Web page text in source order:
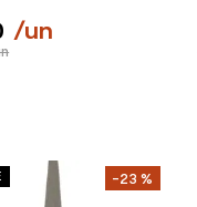
/un
-23 %